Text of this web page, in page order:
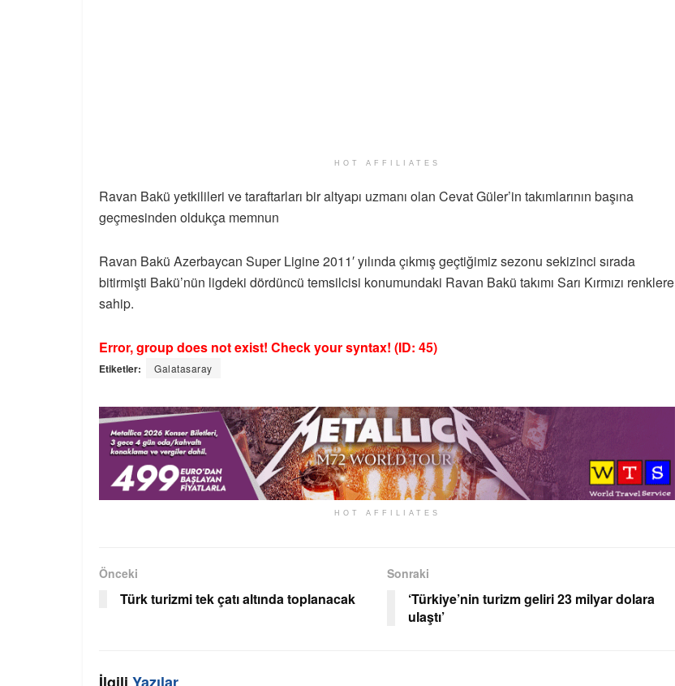
HOT AFFILIATES
Ravan Bakü yetkilileri ve taraftarları bir altyapı uzmanı olan Cevat Güler’in takımlarının başına
geçmesinden oldukça memnun
Ravan Bakü Azerbaycan Super Ligine 2011′ yılında çıkmış geçtiğimiz sezonu sekizinci sırada
bitirmişti Bakü’nün ligdeki dördüncü temsilcisi konumundaki Ravan Bakü takımı Sarı Kırmızı renklere
sahip.
Error, group does not exist! Check your syntax! (ID: 45)
Etiketler: Galatasaray
HOT AFFILIATES
Önceki
Türk turizmi tek çatı altında toplanacak
Sonraki
‘Türkiye’nin turizm geliri 23 milyar dolara
ulaştı’